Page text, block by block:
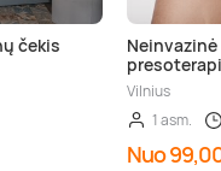
čekis
Vilnius
1 asm.
Nuo